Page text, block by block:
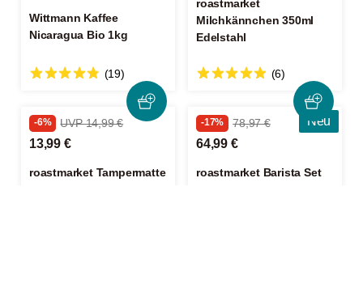
Wittmann Kaffee
Nicaragua Bio 1kg
(19)
roastmarket
Milchkännchen 350ml
Edelstahl
(6)
-6% UVP 14,99 €
13,99 €
roastmarket Tampermatte
Neu
-17% 78,97 €
64,99 €
roastmarket Barista Set